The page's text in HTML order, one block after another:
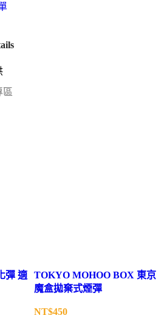
區
彈 適
TOKYO MOHOO BOX 東京
魔盒拋棄式煙彈
NT$